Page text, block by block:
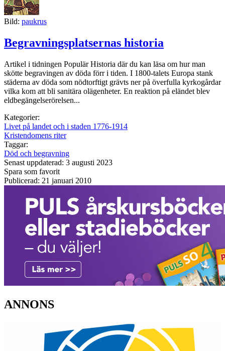
Bild: paukrus
Begravningsplatsernas historia
Artikel i tidningen Populär Historia där du kan läsa om hur man
skötte begravingen av döda förr i tiden. I 1800-talets Europa stank
städerna av döda som nödtorftigt grävts ner på överfulla kyrkogårdar
vilka kom att bli sanitära olägenheter. En reaktion på eländet blev
eldbegängelserörelsen...
Kategorier:
Livet på landet och i staden 1776-1914
Kristendomens riter
Taggar:
Död och begravning
Senast uppdaterad: 3 augusti 2023
Spara som favorit
Publicerad: 21 januari 2010
ANNONS